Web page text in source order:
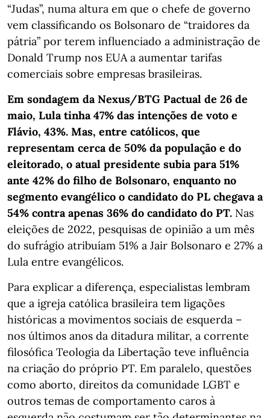
“Judas”, numa altura em que o chefe de governo
vem classificando os Bolsonaro de “traidores da
pátria” por terem influenciado a administração de
Donald Trump nos EUA a aumentar tarifas
comerciais sobre empresas brasileiras.
Em sondagem da Nexus/BTG Pactual de 26 de
maio, Lula tinha 47% das intenções de voto e
Flávio, 43%. Mas, entre católicos, que
representam cerca de 50% da população e do
eleitorado, o atual presidente subia para 51%
ante 42% do filho de Bolsonaro, enquanto no
segmento evangélico o candidato do PL chegava a
54% contra apenas 36% do candidato do PT. Nas
eleições de 2022, pesquisas de opinião a um mês
do sufrágio atribuíam 51% a Jair Bolsonaro e 27% a
Lula entre evangélicos.
Para explicar a diferença, especialistas lembram
que a igreja católica brasileira tem ligações
históricas a movimentos sociais de esquerda –
nos últimos anos da ditadura militar, a corrente
filosófica Teologia da Libertação teve influência
na criação do próprio PT. Em paralelo, questões
como aborto, direitos da comunidade LGBT e
outros temas de comportamento caros à